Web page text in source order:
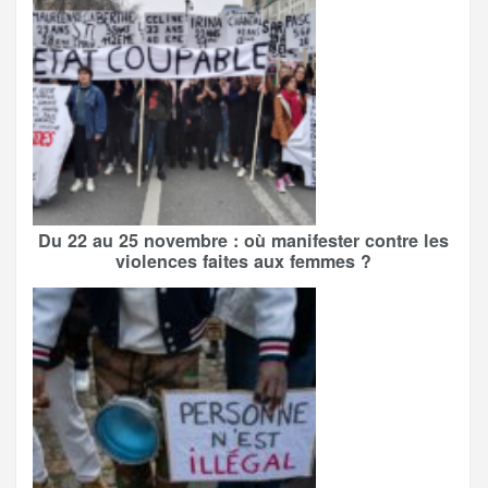
Du 22 au 25 novembre : où manifester contre les
violences faites aux femmes ?